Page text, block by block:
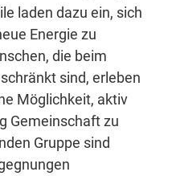
laden dazu ein, sich
Energie zu
die beim
sind, erleben
Möglichkeit, aktiv
Gemeinschaft zu
Gruppe sind